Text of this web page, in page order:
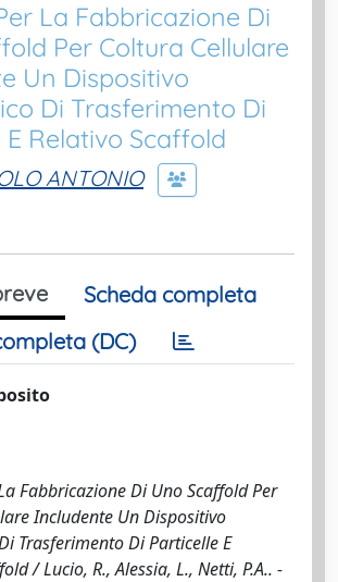
La Fabbricazione Di
Per Coltura Cellulare
Un Dispositivo
Di Trasferimento Di
E Relativo Scaffold
ANTONIO
Scheda completa
(DC)
Fabbricazione Di Uno Scaffold Per
Includente Un Dispositivo
Trasferimento Di Particelle E
/ Lucio, R., Alessia, L., Netti, P.A.. -